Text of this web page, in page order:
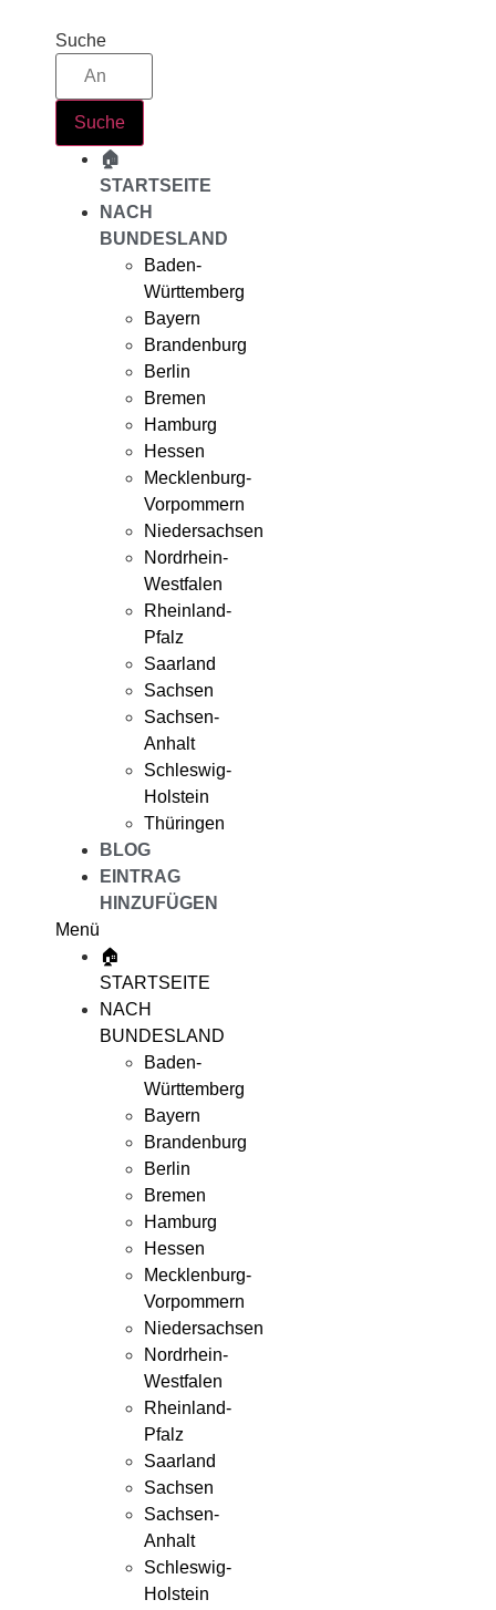
Suche
Suche
🏠
STARTSEITE
NACH
BUNDESLAND
Baden-
Württemberg
Bayern
Brandenburg
Berlin
Bremen
Hamburg
Hessen
Mecklenburg-
Vorpommern
Niedersachsen
Nordrhein-
Westfalen
Rheinland-
Pfalz
Saarland
Sachsen
Sachsen-
Anhalt
Schleswig-
Holstein
Thüringen
BLOG
EINTRAG
HINZUFÜGEN
Menü
🏠
STARTSEITE
NACH
BUNDESLAND
Baden-
Württemberg
Bayern
Brandenburg
Berlin
Bremen
Hamburg
Hessen
Mecklenburg-
Vorpommern
Niedersachsen
Nordrhein-
Westfalen
Rheinland-
Pfalz
Saarland
Sachsen
Sachsen-
Anhalt
Schleswig-
Holstein